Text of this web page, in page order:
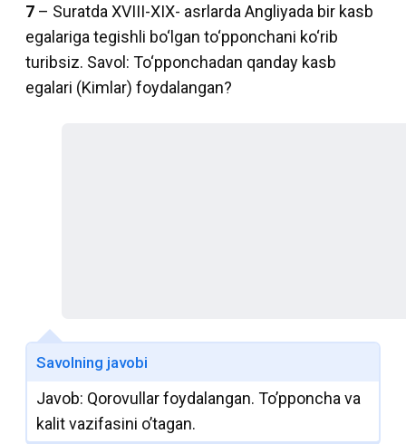
7 – Suratda XVIII-XIX- asrlarda Angliyada bir kasb
egalariga tegishli bo‘lgan to‘pponchani ko‘rib
turibsiz. Savol: To‘pponchadan qanday kasb
egalari (Kimlar) foydalangan?
Savolning javobi
Javob: Qorovullar foydalangan. To’pponcha va
kalit vazifasini o’tagan.